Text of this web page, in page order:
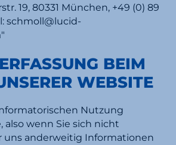
19, 80331 München, +49 (0) 89
schmoll@lucid-
BEIM
WEBSITE
Nutzung
also wenn Sie sich nicht
uns anderweitig Informationen